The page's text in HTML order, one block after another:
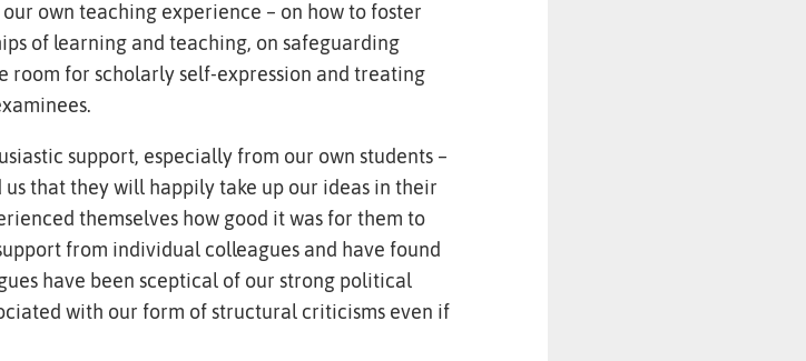
own teaching experience – on how to foster
of learning and teaching, on safeguarding
room for scholarly self-expression and treating
support, especially from our own students –
that they will happily take up our ideas in their
themselves how good it was for them to
from individual colleagues and have found
have been sceptical of our strong political
with our form of structural criticisms even if